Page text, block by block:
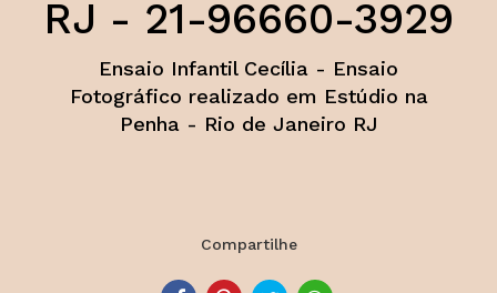
RJ - 21-96660-3929
Ensaio Infantil Cecília - Ensaio
Fotográfico realizado em Estúdio na
Penha - Rio de Janeiro RJ
Compartilhe